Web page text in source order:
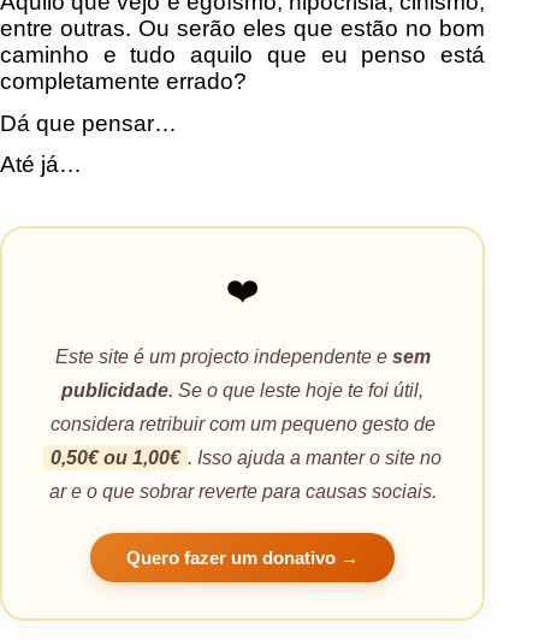
entre outras. Ou serão eles que estão no bom
caminho e tudo aquilo que eu penso está
completamente errado?
Dá que pensar…
Até já…
❤️
Este site é um projecto independente e sem
publicidade. Se o que leste hoje te foi útil,
considera retribuir com um pequeno gesto de
0,50€ ou 1,00€ . Isso ajuda a manter o site no
ar e o que sobrar reverte para causas sociais.
Quero fazer um donativo →